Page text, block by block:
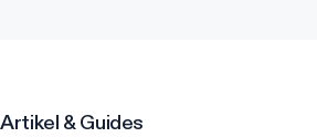
Artikel & Guides